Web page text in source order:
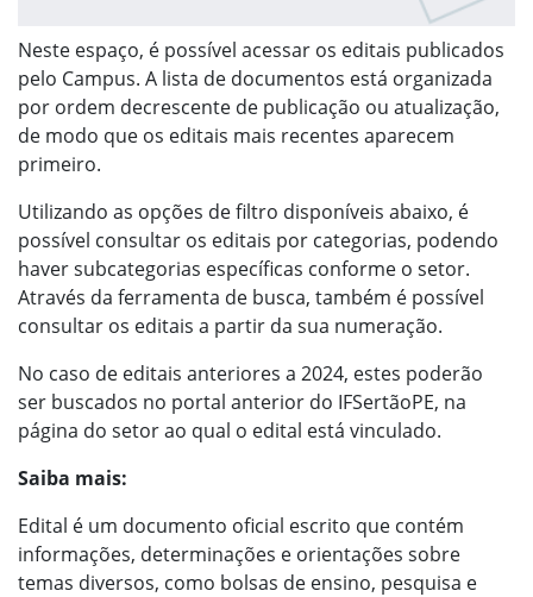
Neste espaço, é possível acessar os editais publicados
pelo Campus. A lista de documentos está organizada
por ordem decrescente de publicação ou atualização,
de modo que os editais mais recentes aparecem
primeiro.
Utilizando as opções de filtro disponíveis abaixo, é
possível consultar os editais por categorias, podendo
haver subcategorias específicas conforme o setor.
Através da ferramenta de busca, também é possível
consultar os editais a partir da sua numeração.
No caso de editais anteriores a 2024, estes poderão
ser buscados no portal anterior do IFSertãoPE, na
página do setor ao qual o edital está vinculado.
Saiba mais:
Edital é um documento oficial escrito que contém
informações, determinações e orientações sobre
temas diversos, como bolsas de ensino, pesquisa e